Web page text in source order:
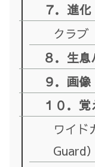
７．進化
クラブ
８．生
９．画像
１０．
ワイド
Guard）